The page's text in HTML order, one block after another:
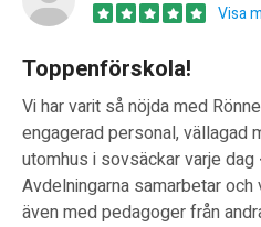
Visa
Toppenförskola!
Vi har varit så nöjda med
engagerad personal, vällagad
utomhus i sovsäckar varje dag
Avdelningarna samarbetar
även med pedagoger från